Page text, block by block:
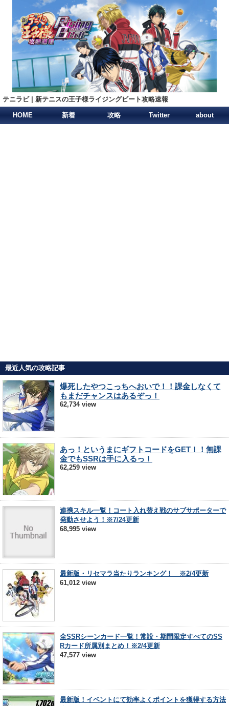
テニラビ | 新テニスの王子様ライジングビート攻略速報
HOME 新着 攻略 Twitter about
最近人気の攻略記事
爆死したやつこっちへおいで！！課金しなくて
もまだチャンスはあるぞっ！
62,734 view
あっ！というまにギフトコードをGET！！無課
金でもSSRは手に入るっ！
62,259 view
連携スキル一覧！コート入れ替え戦のサブサポーターで
発動させよう！※7/24更新
68,995 view
最新版・リセマラ当たりランキング！ ※2/4更新
61,012 view
全SSRシーンカード一覧！常設・期間限定すべてのSS
Rカード所属別まとめ！※2/4更新
47,577 view
最新版！イベントにて効率よくポイントを獲得する方法